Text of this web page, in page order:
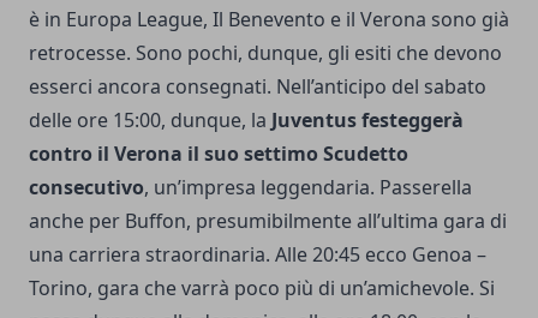
è in Europa League, Il Benevento e il Verona sono già
retrocesse. Sono pochi, dunque, gli esiti che devono
esserci ancora consegnati. Nell’anticipo del sabato
delle ore 15:00, dunque, la Juventus festeggerà
contro il Verona il suo settimo Scudetto
consecutivo, un’impresa leggendaria. Passerella
anche per Buffon, presumibilmente all’ultima gara di
una carriera straordinaria. Alle 20:45 ecco Genoa –
Torino, gara che varrà poco più di un’amichevole. Si